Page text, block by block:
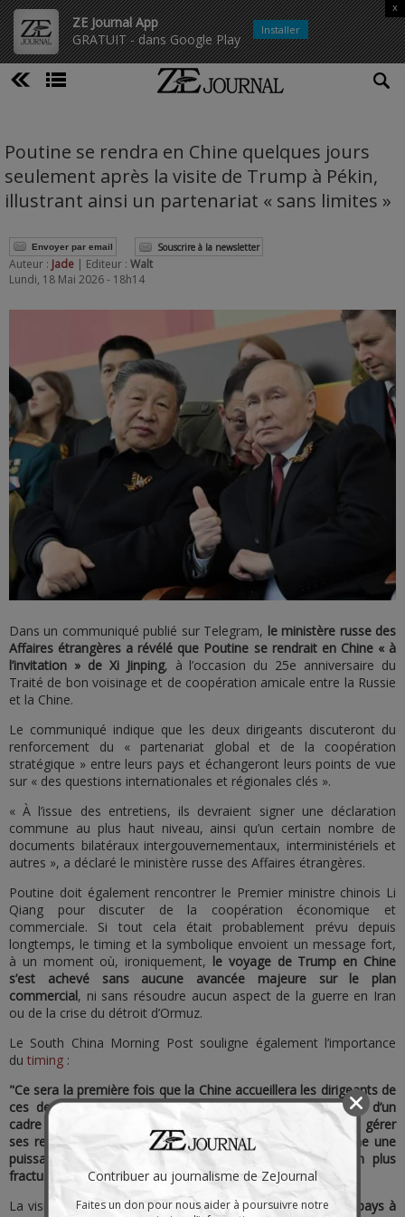
ZE Journal App
GRATUIT - dans Google Play
x
Installer
Poutine se rendra en Chine quelques jours
seulement après la visite de Trump à Pékin,
illustrant ainsi un partenariat « sans limites »
Envoyer par email Souscrire à la newsletter
Auteur : Jade | Editeur : Walt
Lundi, 18 Mai 2026 - 18h14
Dans un communiqué publié sur Telegram, le ministère russe des
Affaires étrangères a révélé que Poutine se rendrait en Chine « à
l’invitation » de Xi Jinping, à l’occasion du 25e anniversaire du
Traité de bon voisinage et de coopération amicale entre la Russie
et la Chine.
Le communiqué indique que les deux dirigeants discuteront du
renforcement du « partenariat global et de la coopération
stratégique » entre leurs pays et échangeront leurs points de vue
sur « des questions internationales et régionales clés ».
« À l’issue des entretiens, ils devraient signer une déclaration
commune au plus haut niveau, ainsi qu’un certain nombre de
documents bilatéraux intergouvernementaux, interministériels et
autres », a déclaré le ministère russe des Affaires étrangères.
Poutine doit également rencontrer le Premier ministre chinois Li
Qiang pour discuter de la coopération économique et
commerciale. Si tout cela était probablement prévu depuis
longtemps, le timing et la symbolique envoient un message fort,
à un moment où, ironiquement, le voyage de Trump en Chine
s’est achevé sans aucune avancée majeure sur le plan
commercial, ni sans résoudre aucun aspect de la guerre en Iran
ou de la crise du détroit d’Ormuz.
Le South China Morning Post souligne également l’importance
du timing :
"Ce sera la première fois que la Chine accueillera les dirigeants de
ces deux puissances au cours du même mois en dehors d’un
cadre multilatéral, ce qui reflète les efforts de Pékin pour gérer
ses relations avec ces deux pays et se positionner comme une
puissance pivot au sein d’un ordre mondial de plus en plus
fracturé.
La visite de Poutinefera également de la Chine le premier pays à
Contribuer au journalisme de ZeJournal
Faites un don pour nous aider à poursuivre notre